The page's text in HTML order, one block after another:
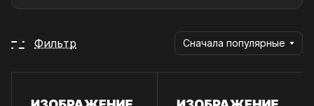
Фильтр Сначала популярные